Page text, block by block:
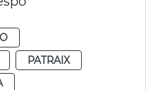
PATRAIX